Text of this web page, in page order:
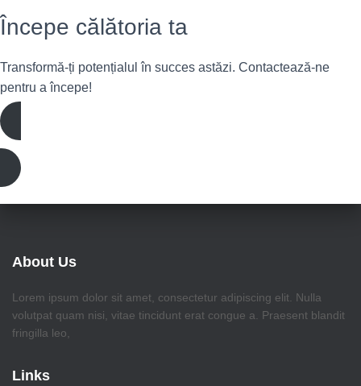
Începe călătoria ta
Transformă-ți potențialul în succes astăzi. Contactează-ne
pentru a începe!
Înscrie-te acum
About Us
Lorem ipsum dolor sit amet, consectetur adipiscing elit. Nulla
volutpat quam nisi, vitae tincidunt erat congue a. Praesent blandit
fringilla leo,
Links